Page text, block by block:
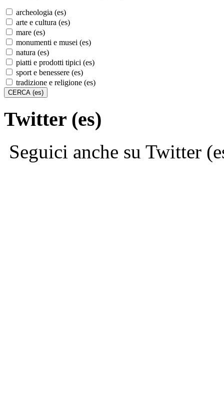
archeologia (es)
arte e cultura (es)
mare (es)
monumenti e musei (es)
natura (es)
piatti e prodotti tipici (es)
sport e benessere (es)
tradizione e religione (es)
Twitter (es)
Seguici anche su Twitter